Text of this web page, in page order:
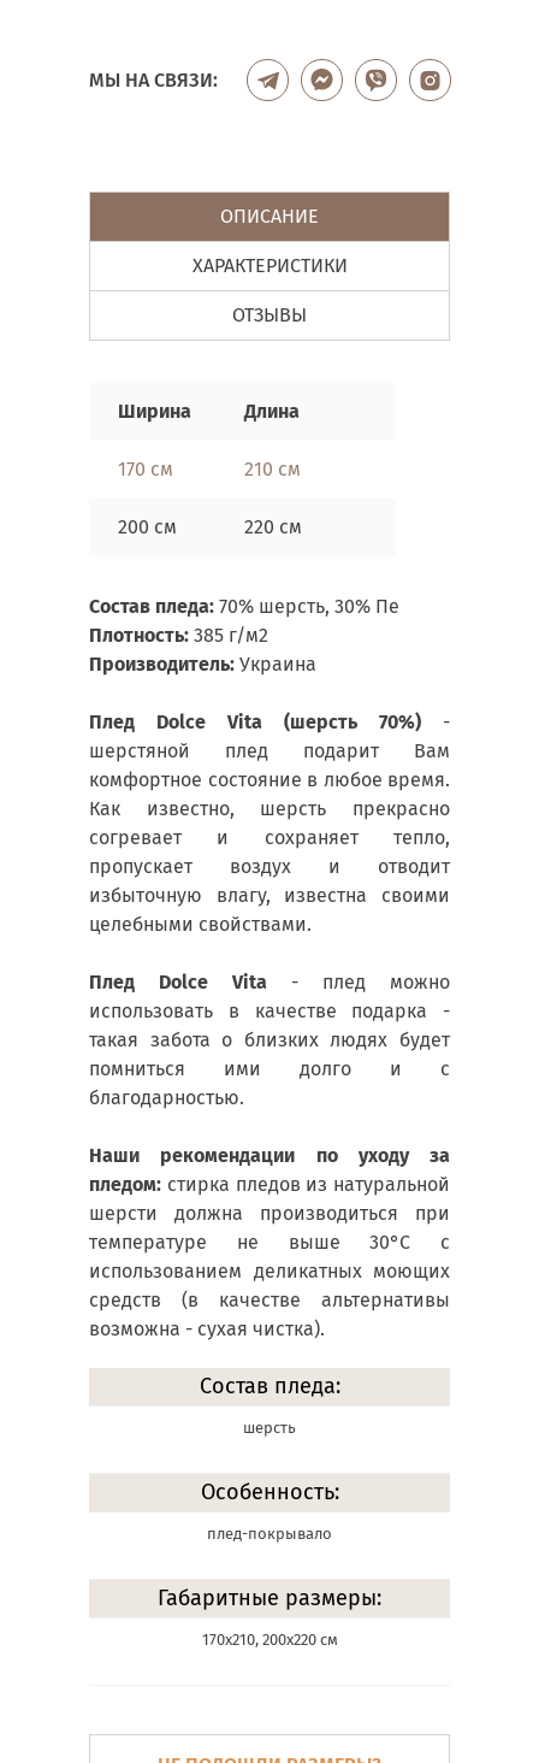
МЫ НА СВЯЗИ:
ОПИСАНИЕ
ХАРАКТЕРИСТИКИ
ОТЗЫВЫ
Ширина Длина
170 см 210 см
200 см 220 см
Состав пледа: 70% шерсть, 30% Пе
Плотность: 385 г/м2
Производитель: Украина
Плед Dolce Vita (шерсть 70%) -
шерстяной плед подарит Вам
комфортное состояние в любое время.
Как известно, шерсть прекрасно
согревает и сохраняет тепло,
пропускает воздух и отводит
избыточную влагу, известна своими
целебными свойствами.
Плед Dolce Vita - плед можно
использовать в качестве подарка -
такая забота о близких людях будет
помниться ими долго и с
благодарностью.
Наши рекомендации по уходу за
пледом: стирка пледов из натуральной
шерсти должна производиться при
температуре не выше 30°С с
использованием деликатных моющих
средств (в качестве альтернативы
возможна - сухая чистка).
Состав пледа:
шерсть
Особенность:
плед-покрывало
Габаритные размеры:
170х210, 200х220 см